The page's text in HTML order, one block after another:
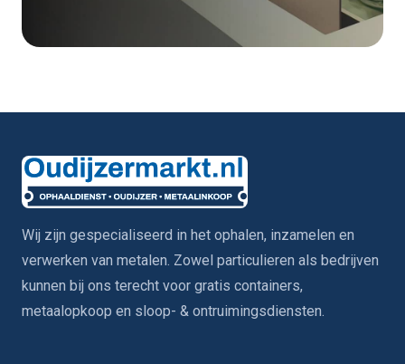
Wij zijn gespecialiseerd in het ophalen, inzamelen en
verwerken van metalen. Zowel particulieren als bedrijven
kunnen bij ons terecht voor gratis containers,
metaalopkoop en sloop- & ontruimingsdiensten.